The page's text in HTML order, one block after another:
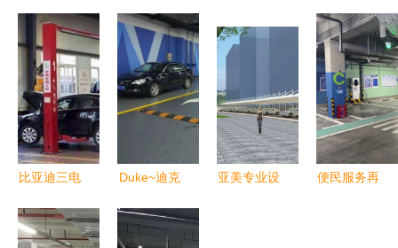
下汽配网与
专业停车场
服务整合方
案
捷顺科技助
力万科云城
打造智慧无
人值守停车
入
德信空港城
绿色智慧生
态
保姆级两日
游全攻略，
含停车无忧
指南
比亚迪三电
是保障还
Duke~迪克
专业服务，
亚美专业设
便民服务再